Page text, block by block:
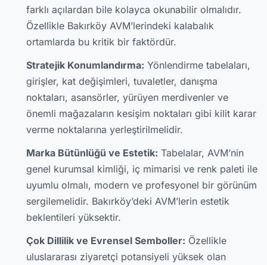
farklı açılardan bile kolayca okunabilir olmalıdır.
Özellikle Bakırköy AVM’lerindeki kalabalık
ortamlarda bu kritik bir faktördür.
Stratejik Konumlandırma: Yönlendirme tabelaları,
girişler, kat değişimleri, tuvaletler, danışma
noktaları, asansörler, yürüyen merdivenler ve
önemli mağazaların kesişim noktaları gibi kilit karar
verme noktalarına yerleştirilmelidir.
Marka Bütünlüğü ve Estetik: Tabelalar, AVM’nin
genel kurumsal kimliği, iç mimarisi ve renk paleti ile
uyumlu olmalı, modern ve profesyonel bir görünüm
sergilemelidir. Bakırköy’deki AVM’lerin estetik
beklentileri yüksektir.
Çok Dillilik ve Evrensel Semboller: Özellikle
uluslararası ziyaretçi potansiyeli yüksek olan